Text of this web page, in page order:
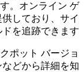
。オンライン ゲ
しており、サイ
を追跡できます。
ポット バージョ
どから詳細を知